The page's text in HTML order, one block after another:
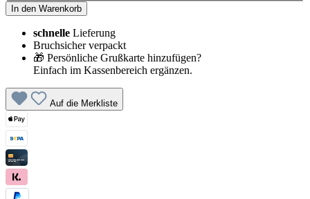
In den Warenkorb
schnelle Lieferung
Bruchsicher verpackt
🎁 Persönliche Grußkarte hinzufügen?
Einfach im Kassenbereich ergänzen.
Auf die Merkliste